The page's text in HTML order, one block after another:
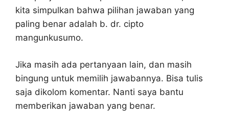
kita simpulkan bahwa pilihan jawaban yang
paling benar adalah b. dr. cipto
mangunkusumo.
Jika masih ada pertanyaan lain, dan masih
bingung untuk memilih jawabannya. Bisa tulis
saja dikolom komentar. Nanti saya bantu
memberikan jawaban yang benar.